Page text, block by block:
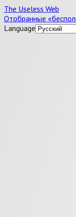
The Useless Web
Отобранные
Language